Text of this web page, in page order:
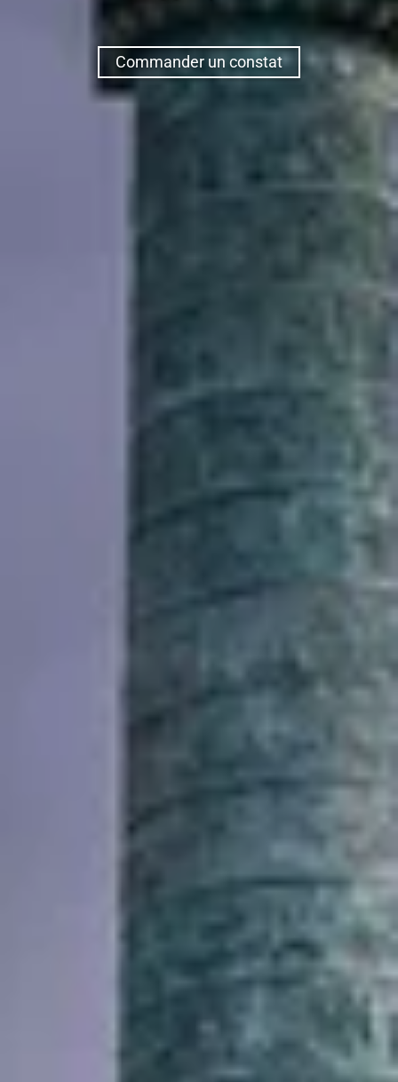
Commander un constat